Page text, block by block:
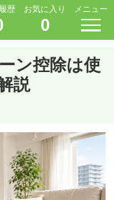
歴 お気に入り
0
メニュー
ン控除は使
説